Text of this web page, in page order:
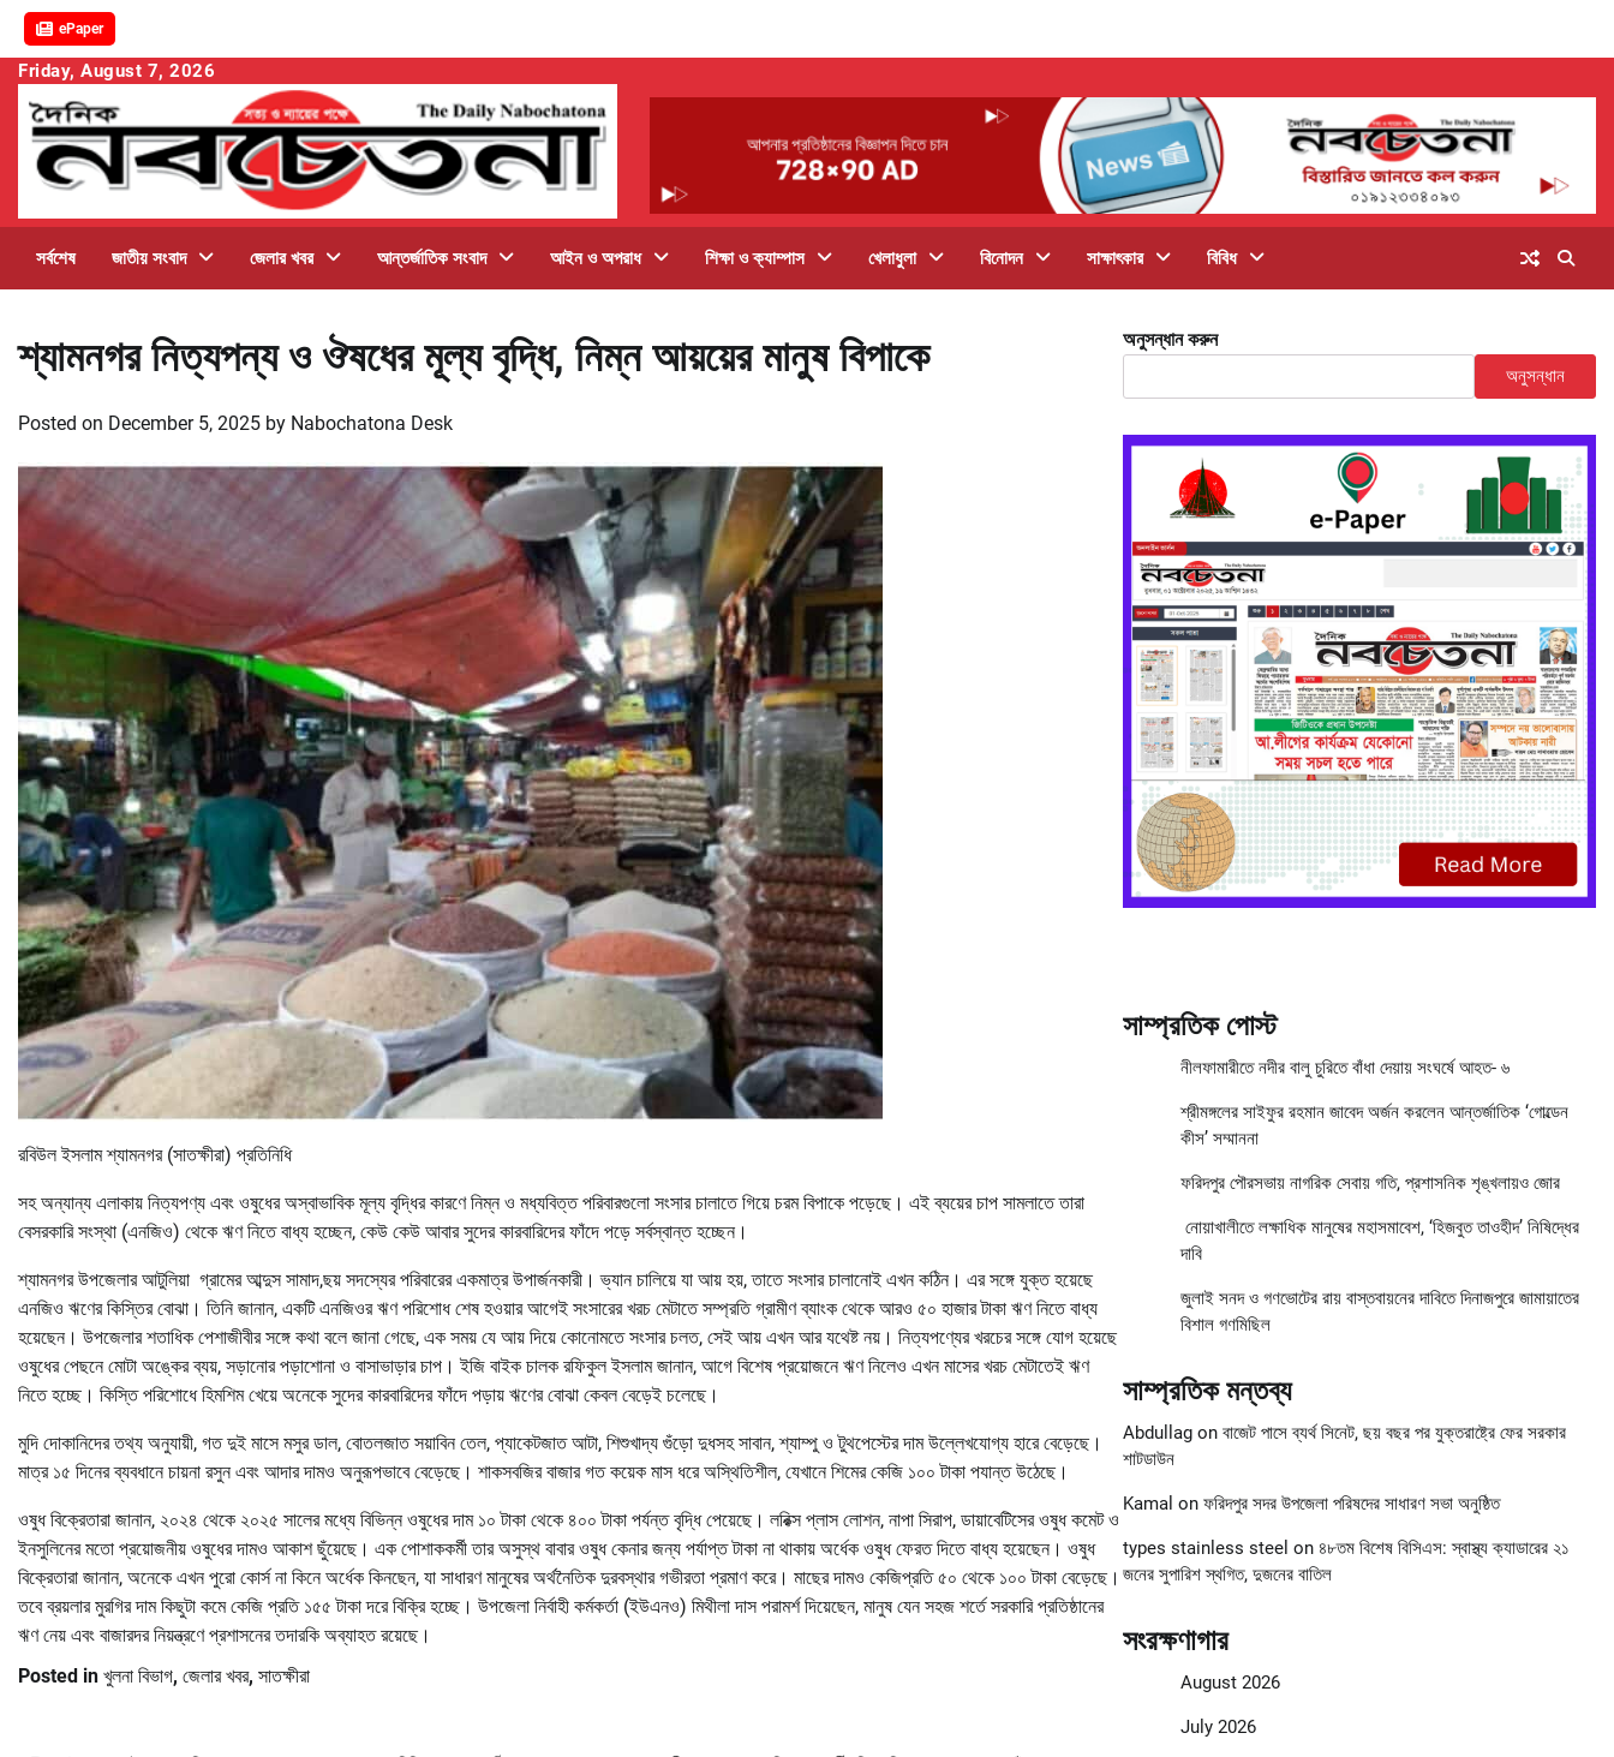
ePaper
Skip
content
Friday, August 7, 2026
সর্বশেষ জাতীয় সংবাদ জেলার খবর আন্তর্জাতিক সংবাদ আইন ও অপরাধ শিক্ষা ও ক্যাম্পাস খেলাধুলা বিনোদন সাক্ষাৎকার বিবিধ
শ্যামনগর নিত্যপন্য ও ঔষধের মূল্য বৃদ্ধি, নিম্ন আয়য়ের মানুষ বিপাকে
Posted on December 5, 2025 by Nabochatona Desk
রবিউল ইসলাম শ্যামনগর (সাতক্ষীরা) প্রতিনিধি
সহ অন্যান্য এলাকায় নিত্যপণ্য এবং ওষুধের অস্বাভাবিক মূল্য বৃদ্ধির কারণে নিম্ন ও মধ্যবিত্ত পরিবারগুলো সংসার চালাতে গিয়ে চরম বিপাকে পড়েছে। এই ব্যয়ের চাপ সামলাতে তারা
বেসরকারি সংস্থা (এনজিও) থেকে ঋণ নিতে বাধ্য হচ্ছেন, কেউ কেউ আবার সুদের কারবারিদের ফাঁদে পড়ে সর্বস্বান্ত হচ্ছেন।
শ্যামনগর উপজেলার আটুলিয়া গ্রামের আব্দুস সামাদ,ছয় সদস্যের পরিবারের একমাত্র উপার্জনকারী। ভ্যান চালিয়ে যা আয় হয়, তাতে সংসার চালানোই এখন কঠিন। এর সঙ্গে যুক্ত হয়েছে
এনজিও ঋণের কিস্তির বোঝা। তিনি জানান, একটি এনজিওর ঋণ পরিশোধ শেষ হওয়ার আগেই সংসারের খরচ মেটাতে সম্প্রতি গ্রামীণ ব্যাংক থেকে আরও ৫০ হাজার টাকা ঋণ নিতে বাধ্য
হয়েছেন। উপজেলার শতাধিক পেশাজীবীর সঙ্গে কথা বলে জানা গেছে, এক সময় যে আয় দিয়ে কোনোমতে সংসার চলত, সেই আয় এখন আর যথেষ্ট নয়। নিত্যপণ্যের খরচের সঙ্গে যোগ হয়েছে
ওষুধের পেছনে মোটা অঙ্কের ব্যয়, সড়ানোর পড়াশোনা ও বাসাভাড়ার চাপ। ইজি বাইক চালক রফিকুল ইসলাম জানান, আগে বিশেষ প্রয়োজনে ঋণ নিলেও এখন মাসের খরচ মেটাতেই ঋণ
নিতে হচ্ছে। কিস্তি পরিশোধে হিমশিম খেয়ে অনেকে সুদের কারবারিদের ফাঁদে পড়ায় ঋণের বোঝা কেবল বেড়েই চলেছে।
মুদি দোকানিদের তথ্য অনুযায়ী, গত দুই মাসে মসুর ডাল, বোতলজাত সয়াবিন তেল, প্যাকেটজাত আটা, শিশুখাদ্য গুঁড়ো দুধসহ সাবান, শ্যাম্পু ও টুথপেস্টের দাম উল্লেখযোগ্য হারে বেড়েছে।
মাত্র ১৫ দিনের ব্যবধানে চায়না রসুন এবং আদার দামও অনুরূপভাবে বেড়েছে। শাকসবজির বাজার গত কয়েক মাস ধরে অস্থিতিশীল, যেখানে শিমের কেজি ১০০ টাকা পযান্ত উঠেছে।
ওষুধ বিক্রেতারা জানান, ২০২৪ থেকে ২০২৫ সালের মধ্যে বিভিন্ন ওষুধের দাম ১০ টাকা থেকে ৪০০ টাকা পর্যন্ত বৃদ্ধি পেয়েছে। লরিক্স প্লাস লোশন, নাপা সিরাপ, ডায়াবেটিসের ওষুধ কমেট ও
ইনসুলিনের মতো প্রয়োজনীয় ওষুধের দামও আকাশ ছুঁয়েছে। এক পোশাককর্মী তার অসুস্থ বাবার ওষুধ কেনার জন্য পর্যাপ্ত টাকা না থাকায় অর্ধেক ওষুধ ফেরত দিতে বাধ্য হয়েছেন। ওষুধ
বিক্রেতারা জানান, অনেকে এখন পুরো কোর্স না কিনে অর্ধেক কিনছেন, যা সাধারণ মানুষের অর্থনৈতিক দুরবস্থার গভীরতা প্রমাণ করে। মাছের দামও কেজিপ্রতি ৫০ থেকে ১০০ টাকা বেড়েছে।
তবে ব্রয়লার মুরগির দাম কিছুটা কমে কেজি প্রতি ১৫৫ টাকা দরে বিক্রি হচ্ছে। উপজেলা নির্বাহী কর্মকর্তা (ইউএনও) মিথীলা দাস পরামর্শ দিয়েছেন, মানুষ যেন সহজ শর্তে সরকারি প্রতিষ্ঠানের
ঋণ নেয় এবং বাজারদর নিয়ন্ত্রণে প্রশাসনের তদারকি অব্যাহত রয়েছে।
Posted in খুলনা বিভাগ, জেলার খবর, সাতক্ষীরা
অনুসন্ধান করুন
অনুসন্ধান
সাম্প্রতিক পোস্ট
নীলফামারীতে নদীর বালু চুরিতে বাঁধা দেয়ায় সংঘর্ষে আহত- ৬
শ্রীমঙ্গলের সাইফুর রহমান জাবেদ অর্জন করলেন আন্তর্জাতিক ‘গোল্ডেন
কীস’ সম্মাননা
ফরিদপুর পৌরসভায় নাগরিক সেবায় গতি, প্রশাসনিক শৃঙ্খলায়ও জোর
নোয়াখালীতে লক্ষাধিক মানুষের মহাসমাবেশ, ‘হিজবুত তাওহীদ’ নিষিদ্ধের
দাবি
জুলাই সনদ ও গণভোটের রায় বাস্তবায়নের দাবিতে দিনাজপুরে জামায়াতের
বিশাল গণমিছিল
সাম্প্রতিক মন্তব্য
Abdullagon বাজেট পাসে ব্যর্থ সিনেট, ছয় বছর পর যুক্তরাষ্ট্রে ফের সরকার
শাটডাউন
Kamal on ফরিদপুর সদর উপজেলা পরিষদের সাধারণ সভা অনুষ্ঠিত
types stainless steel on ৪৮তম বিশেষ বিসিএস: স্বাস্থ্য ক্যাডারের ২১
জনের সুপারিশ স্থগিত, দুজনের বাতিল
সংরক্ষণাগার
August 2026
July 2026